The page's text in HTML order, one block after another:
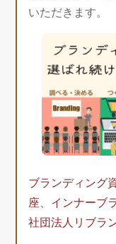
いただきます。
ブランディング
座、 インナーブ
社団法人リブラ